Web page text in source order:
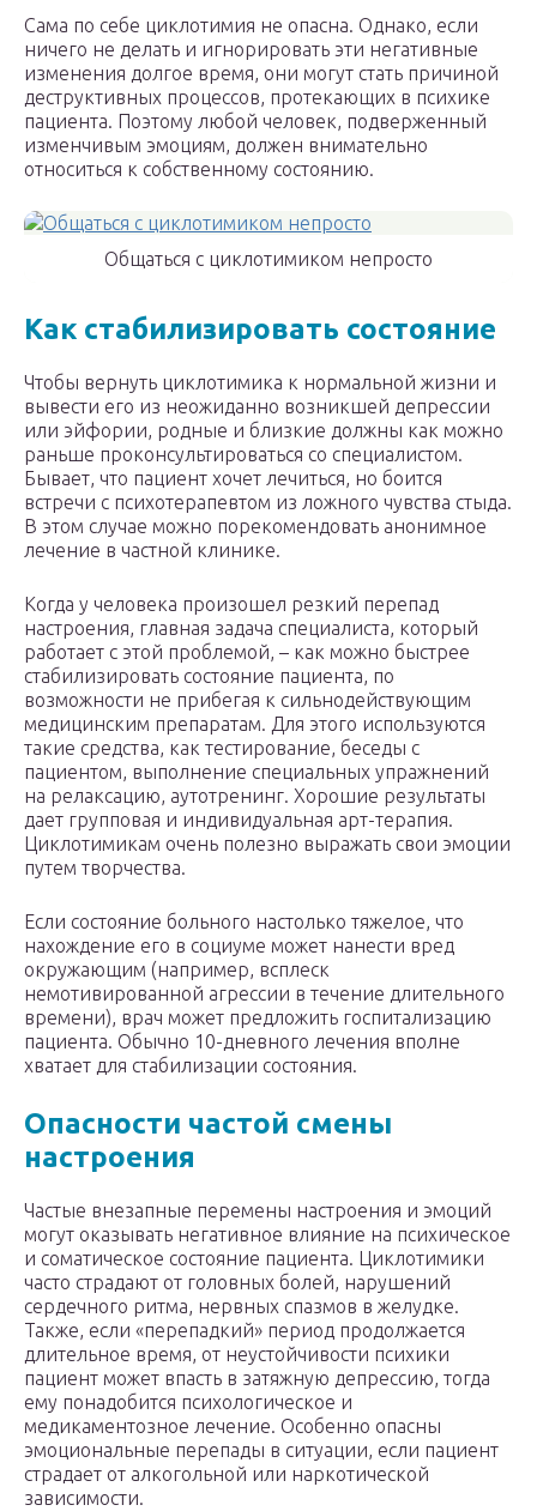
Сама по себе циклотимия не опасна. Однако, если
ничего не делать и игнорировать эти негативные
изменения долгое время, они могут стать причиной
деструктивных процессов, протекающих в психике
пациента. Поэтому любой человек, подверженный
изменчивым эмоциям, должен внимательно
относиться к собственному состоянию.
Общаться с циклотимиком непросто
Как стабилизировать состояние
Чтобы вернуть циклотимика к нормальной жизни и
вывести его из неожиданно возникшей депрессии
или эйфории, родные и близкие должны как можно
раньше проконсультироваться со специалистом.
Бывает, что пациент хочет лечиться, но боится
встречи с психотерапевтом из ложного чувства стыда.
В этом случае можно порекомендовать анонимное
лечение в частной клинике.
Когда у человека произошел резкий перепад
настроения, главная задача специалиста, который
работает с этой проблемой, – как можно быстрее
стабилизировать состояние пациента, по
возможности не прибегая к сильнодействующим
медицинским препаратам. Для этого используются
такие средства, как тестирование, беседы с
пациентом, выполнение специальных упражнений
на релаксацию, аутотренинг. Хорошие результаты
дает групповая и индивидуальная арт-терапия.
Циклотимикам очень полезно выражать свои эмоции
путем творчества.
Если состояние больного настолько тяжелое, что
нахождение его в социуме может нанести вред
окружающим (например, всплеск
немотивированной агрессии в течение длительного
времени), врач может предложить госпитализацию
пациента. Обычно 10-дневного лечения вполне
хватает для стабилизации состояния.
Опасности частой смены
настроения
Частые внезапные перемены настроения и эмоций
могут оказывать негативное влияние на психическое
и соматическое состояние пациента. Циклотимики
часто страдают от головных болей, нарушений
сердечного ритма, нервных спазмов в желудке.
Также, если «перепадкий» период продолжается
длительное время, от неустойчивости психики
пациент может впасть в затяжную депрессию, тогда
ему понадобится психологическое и
медикаментозное лечение. Особенно опасны
эмоциональные перепады в ситуации, если пациент
страдает от алкогольной или наркотической
зависимости.